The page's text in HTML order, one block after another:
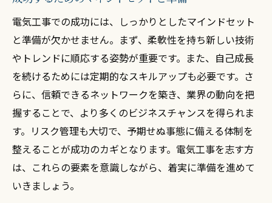
事業計画を実行に移すための行動計画
電気工事開業に必要な資金調達の実践的アプロ
ーチ
開業資金の具体的な内訳と必要額
自己資金と外部資金のバランスを考える
銀行融資を受けるための条件とプロセス
クラウドファンディングを活用した資金調
達
政府の助成金や補助金の活用方法
投資家へのプレゼンテーションと資金獲得
電気工事での成功には、しっかりとしたマインドセット
と準備が欠かせません。まず、柔軟性を持ち新しい技術
やトレンドに順応する姿勢が重要です。また、自己成長
を続けるためには定期的なスキルアップも必要です。さ
らに、信頼できるネットワークを築き、業界の動向を把
握することで、より多くのビジネスチャンスを得られま
す。リスク管理も大切で、予期せぬ事態に備える体制を
整えることが成功のカギとなります。電気工事を志す方
は、これらの要素を意識しながら、着実に準備を進めて
いきましょう。